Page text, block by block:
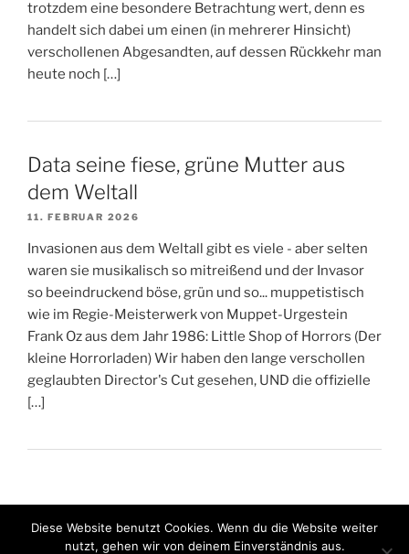
trotzdem eine besondere Betrachtung wert, denn es
handelt sich dabei um einen (in mehrerer Hinsicht)
verschollenen Abgesandten, auf dessen Rückkehr man
heute noch […]
Data seine fiese, grüne Mutter aus
dem Weltall
11. FEBRUAR 2026
Invasionen aus dem Weltall gibt es viele - aber selten
waren sie musikalisch so mitreißend und der Invasor
so beeindruckend böse, grün und so... muppetistisch
wie im Regie-Meisterwerk von Muppet-Urgestein
Frank Oz aus dem Jahr 1986: Little Shop of Horrors (Der
kleine Horrorladen) Wir haben den lange verschollen
geglaubten Director's Cut gesehen, UND die offizielle
[…]
Diese Website benutzt Cookies. Wenn du die Website weiter
nutzt, gehen wir von deinem Einverständnis aus.